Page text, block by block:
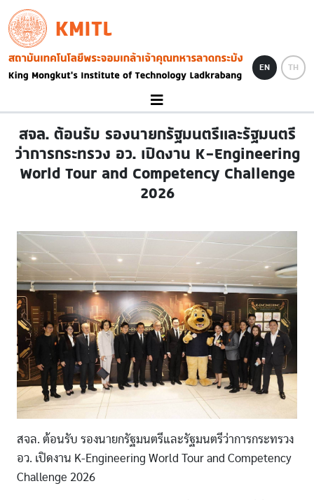
Skip to main content
KMITL
Image
EN TH
สจล. ต้อนรับ รองนายกรัฐมนตรีและรัฐมนตรี
ว่าการกระทรวง อว. เปิดงาน K-Engineering
World Tour and Competency Challenge
2026
สจล. ต้อนรับ รองนายกรัฐมนตรีและรัฐมนตรีว่าการกระทรวง
อว. เปิดงาน K-Engineering World Tour and Competency
Challenge 2026